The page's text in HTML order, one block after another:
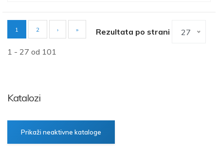
Pagination
Current
page
1 Page
2 Rezultata po strani
27
1 - 27 od 101
Katalozi
Prikaži neaktivne kataloge